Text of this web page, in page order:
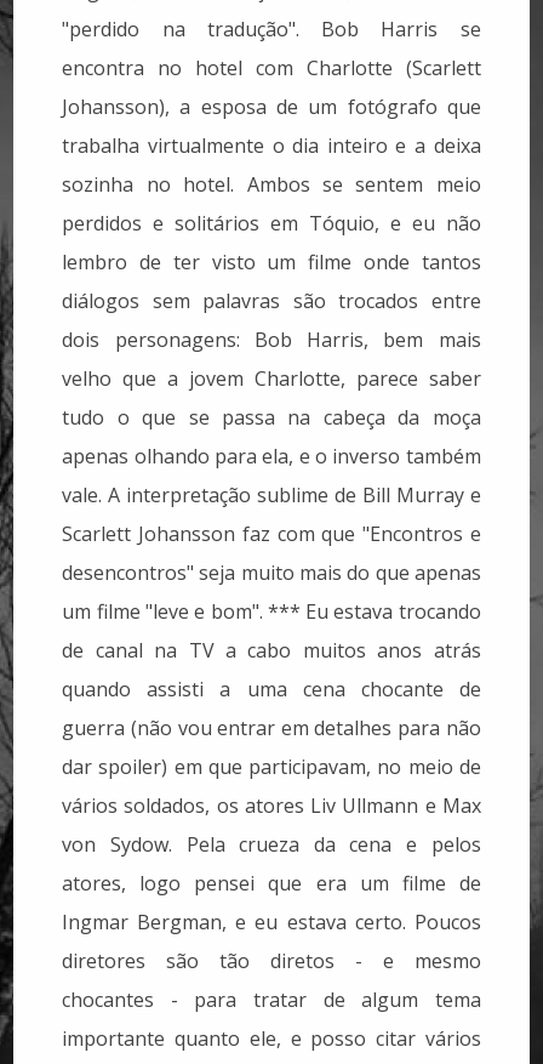
"perdido na tradução". Bob Harris se
encontra no hotel com Charlotte (Scarlett
Johansson), a esposa de um fotógrafo que
trabalha virtualmente o dia inteiro e a deixa
sozinha no hotel. Ambos se sentem meio
perdidos e solitários em Tóquio, e eu não
lembro de ter visto um filme onde tantos
diálogos sem palavras são trocados entre
dois personagens: Bob Harris, bem mais
velho que a jovem Charlotte, parece saber
tudo o que se passa na cabeça da moça
apenas olhando para ela, e o inverso também
vale. A interpretação sublime de Bill Murray e
Scarlett Johansson faz com que "Encontros e
desencontros" seja muito mais do que apenas
um filme "leve e bom". *** Eu estava trocando
de canal na TV a cabo muitos anos atrás
quando assisti a uma cena chocante de
guerra (não vou entrar em detalhes para não
dar spoiler) em que participavam, no meio de
vários soldados, os atores Liv Ullmann e Max
von Sydow. Pela crueza da cena e pelos
atores, logo pensei que era um filme de
Ingmar Bergman, e eu estava certo. Poucos
diretores são tão diretos - e mesmo
chocantes - para tratar de algum tema
importante quanto ele, e posso citar vários